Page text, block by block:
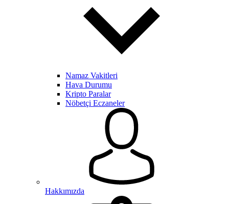
Namaz Vakitleri
Hava Durumu
Kripto Paralar
Nöbetçi Eczaneler
Hakkımızda